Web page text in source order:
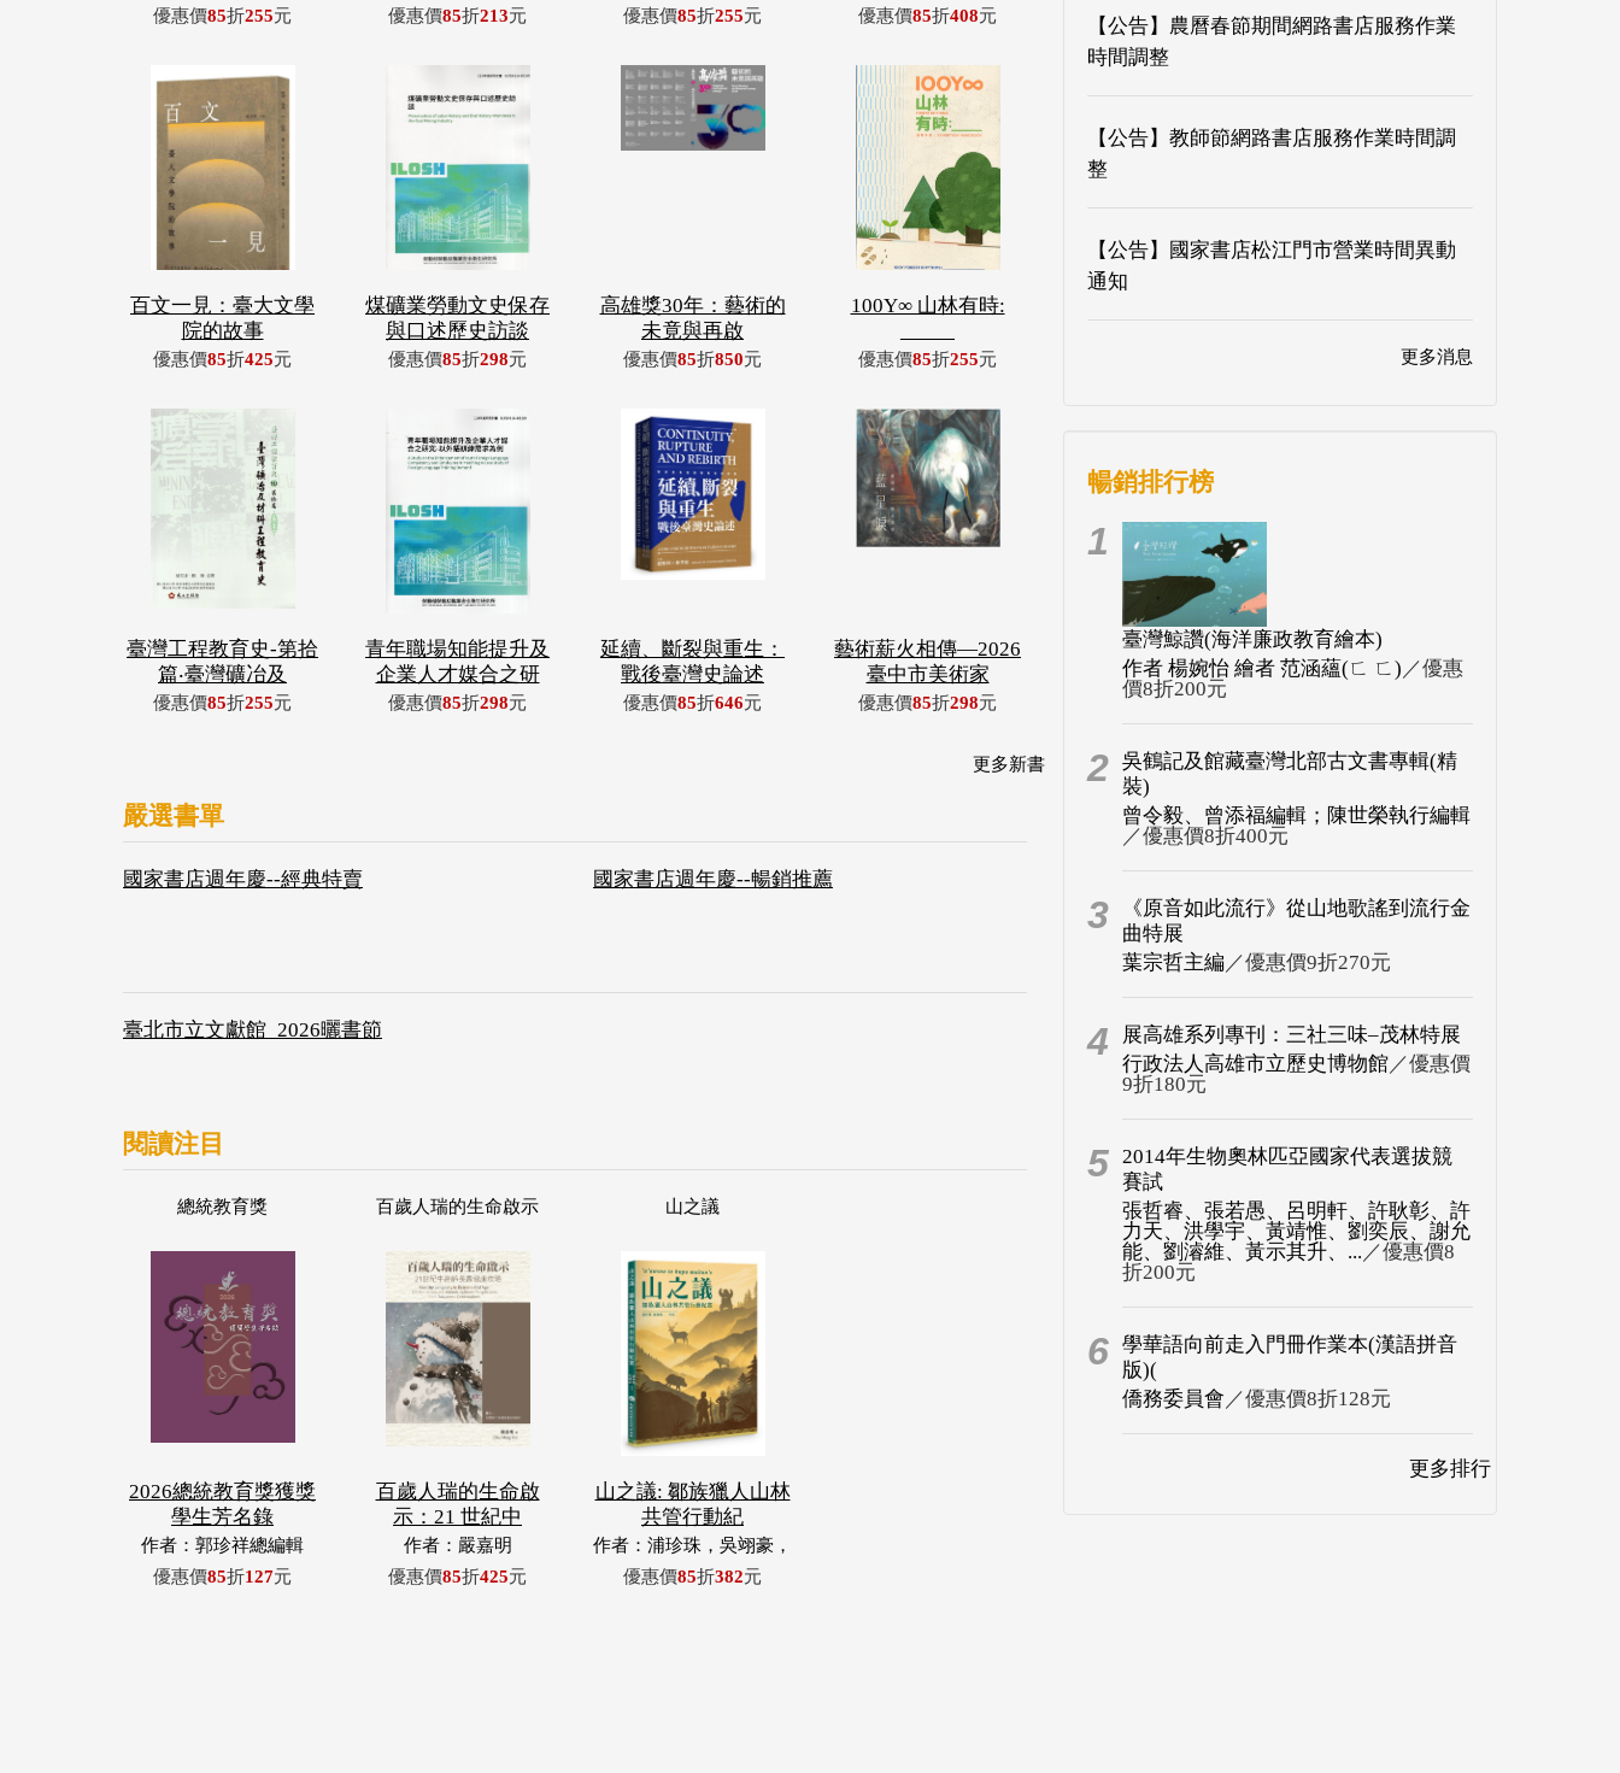
優惠價85折255元 優惠價85折213元 優惠價85折255元 優惠價85折408元
百文一見：臺大文學
院的故事
優惠價85折425元
煤礦業勞動文史保存
與口述歷史訪談
優惠價85折298元
高雄獎30年：藝術的
未竟與再啟
優惠價85折850元
100Y∞ 山林有時:
優惠價85折255元
臺灣工程教育史-第拾
篇‧臺灣礦冶及
優惠價85折255元
青年職場知能提升及
企業人才媒合之研
優惠價85折298元
延續、斷裂與重生：
戰後臺灣史論述
優惠價85折646元
藝術薪火相傳—2026
臺中市美術家
優惠價85折298元
更多新書
嚴選書單
國家書店週年慶--經典特賣 國家書店週年慶--暢銷推薦
臺北市立文獻館_2026曬書節
閱讀注目
總統教育獎
2026總統教育獎獲獎
學生芳名錄
作者：郭珍祥總編輯
優惠價85折127元
百歲人瑞的生命啟示
百歲人瑞的生命啟
示：21 世紀中
作者：嚴嘉明
優惠價85折425元
山之議
山之議: 鄒族獵人山林
共管行動紀
作者：浦珍珠，吳翊豪，
呂翊齊，張惠東，許玉
優惠價85折382元
【公告】農曆春節期間網路書店服務作業
時間調整
【公告】教師節網路書店服務作業時間調
整
【公告】國家書店松江門市營業時間異動
通知
更多消息
暢銷排行榜
1
臺灣鯨讚(海洋廉政教育繪本)
作者 楊婉怡 繪者 范涵蘊(ㄈ ㄈ) ／優惠
價8折200元
2 吳鶴記及館藏臺灣北部古文書專輯(精
裝)
曾令毅、曾添福編輯；陳世榮執行編輯
／優惠價8折400元
3
《原音如此流行》從山地歌謠到流行金
曲特展
葉宗哲主編 ／優惠價9折270元
4
展高雄系列專刊：三社三味–茂林特展
行政法人高雄市立歷史博物館／優惠價
9折180元
5 2014年生物奧林匹亞國家代表選拔競
賽試
張哲睿、張若愚、呂明軒、許耿彰、許
力天、洪學宇、黃靖惟、劉奕辰、謝允
能、劉濬維、黃示其升、... ／優惠價8
折200元
6 學華語向前走入門冊作業本(漢語拼音
版)(
僑務委員會 ／優惠價8折128元
更多排行